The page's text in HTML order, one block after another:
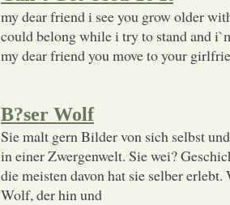
my dear friend i see you grow older
could belong while i try to stand and
my dear friend you move to your
B?ser Wolf
Sie malt gern Bilder von sich selbst
in einer Zwergenwelt. Sie wei?
die meisten davon hat sie selber erlebt.
Wolf, der hin und